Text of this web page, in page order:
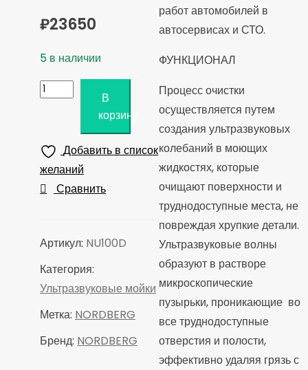
₽23650
5 в наличии
Количество
Ультразвуковая
ванна
с
подогревом,
NORDBERG
В
корзину
Добавить в список
желаний
Сравнить
Артикул: NU100D
Категория:
Ультразвуковые мойки
Метка: NORDBERG
Бренд: NORDBERG
работ автомобилей в
автосервисах и СТО.
ФУНКЦИОНАЛ
Процесс очистки
осуществляется путем
создания ультразвуковых
колебаний в моющих
жидкостях, которые
очищают поверхности и
труднодоступные места, не
повреждая хрупкие детали.
Ультразвуковые волны
образуют в растворе
микроскопические
пузырьки, проникающие во
все труднодоступные
отверстия и полости,
эффективно удаляя грязь с